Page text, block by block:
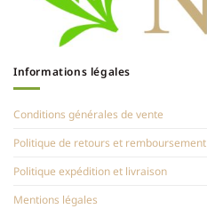
Informations légales
Conditions générales de vente
Politique de retours et remboursement
Politique expédition et livraison
Mentions légales